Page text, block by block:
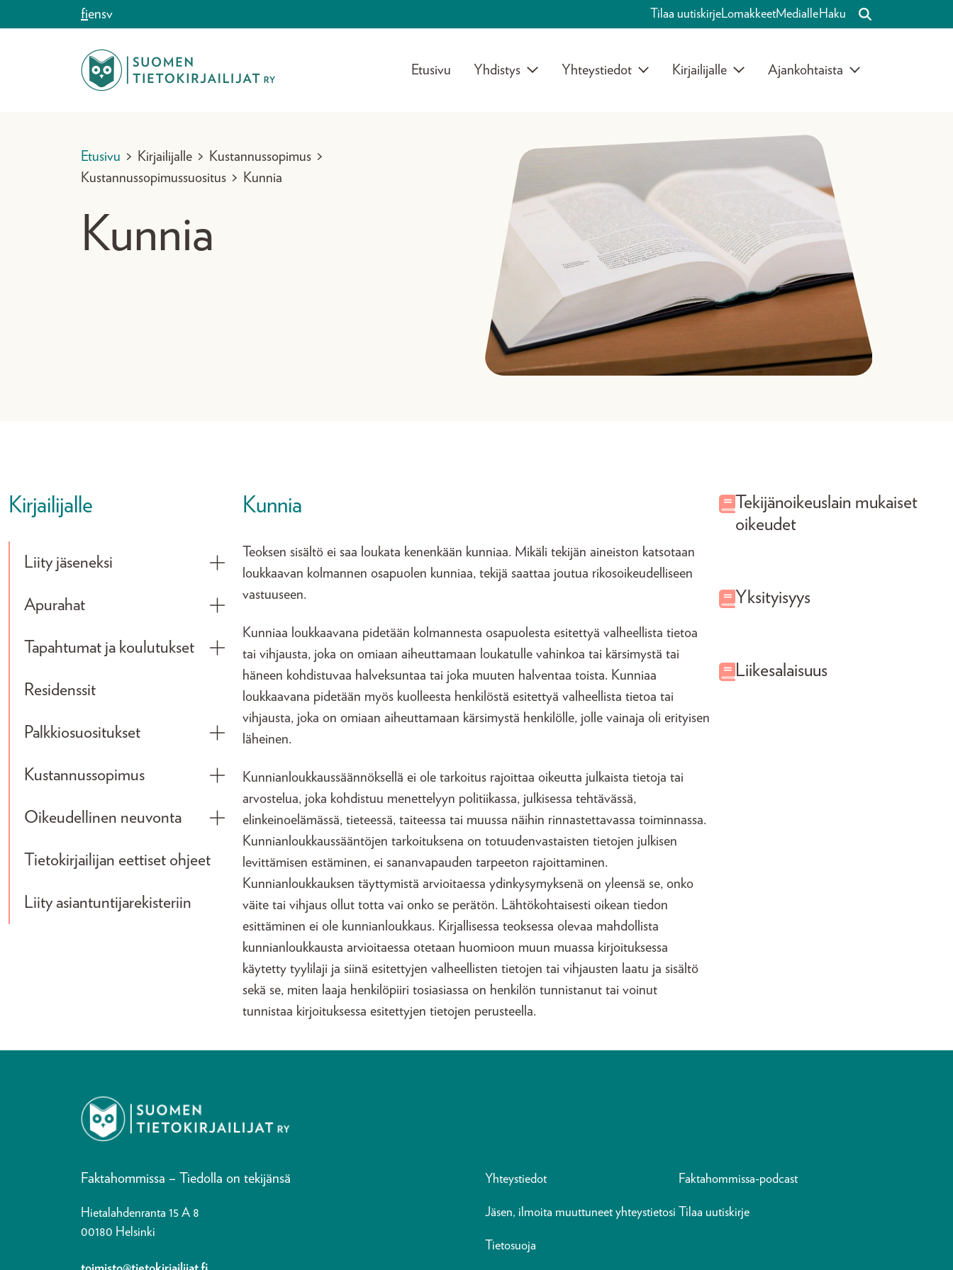
fiensv Tilaa uutiskirjeLomakkeetMedialleHaku
Etusivu Yhdistys Yhteystiedot Kirjailijalle Ajankohtaista
Etusivu > Kirjailijalle > Kustannussopimus >
Kustannussopimussuositus > Kunnia
Kunnia
Kirjailijalle
Liity jäseneksi
Toggle submenu
Apurahat
Toggle submenu
Tapahtumat ja koulutukset
Toggle submenu
Residenssit
Palkkiosuositukset
Toggle submenu
Kustannussopimus
Toggle submenu
Oikeudellinen neuvonta
Toggle submenu
Tietokirjailijan eettiset ohjeet
Liity asiantuntijarekisteriin
Kunnia
Teoksen sisältö ei saa loukata kenenkään kunniaa. Mikäli tekijän aineiston katsotaan
loukkaavan kolmannen osapuolen kunniaa, tekijä saattaa joutua rikosoikeudelliseen
vastuuseen.
Kunniaa loukkaavana pidetään kolmannesta osapuolesta esitettyä valheellista tietoa
tai vihjausta, joka on omiaan aiheuttamaan loukatulle vahinkoa tai kärsimystä tai
häneen kohdistuvaa halveksuntaa tai joka muuten halventaa toista. Kunniaa
loukkaavana pidetään myös kuolleesta henkilöstä esitettyä valheellista tietoa tai
vihjausta, joka on omiaan aiheuttamaan kärsimystä henkilölle, jolle vainaja oli erityisen
läheinen.
Kunnianloukkaussäännöksellä ei ole tarkoitus rajoittaa oikeutta julkaista tietoja tai
arvostelua, joka kohdistuu menettelyyn politiikassa, julkisessa tehtävässä,
elinkeinoelämässä, tieteessä, taiteessa tai muussa näihin rinnastettavassa toiminnassa.
Kunnianloukkaussääntöjen tarkoituksena on totuudenvastaisten tietojen julkisen
levittämisen estäminen, ei sananvapauden tarpeeton rajoittaminen.
Kunnianloukkauksen täyttymistä arvioitaessa ydinkysymyksenä on yleensä se, onko
väite tai vihjaus ollut totta vai onko se perätön. Lähtökohtaisesti oikean tiedon
esittäminen ei ole kunnianloukkaus. Kirjallisessa teoksessa olevaa mahdollista
kunnianloukkausta arvioitaessa otetaan huomioon muun muassa kirjoituksessa
käytetty tyylilaji ja siinä esitettyjen valheellisten tietojen tai vihjausten laatu ja sisältö
sekä se, miten laaja henkilöpiiri tosiasiassa on henkilön tunnistanut tai voinut
tunnistaa kirjoituksessa esitettyjen tietojen perusteella.
Tekijänoikeuslain mukaiset
oikeudet
Yksityisyys
Liikesalaisuus
Faktahommissa – Tiedolla on tekijänsä
Hietalahdenranta 15 A 8
00180 Helsinki
Yhteystiedot Faktahommissa-podcast
Jäsen, ilmoita muuttuneet yhteystietosi Tilaa uutiskirje
Tietosuoja